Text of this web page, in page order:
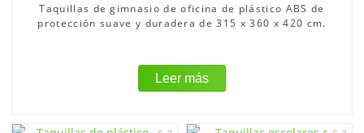
Taquillas de gimnasio de oficina de plástico ABS de
protección suave y duradera de 315 x 360 x 420 cm.
Leer más